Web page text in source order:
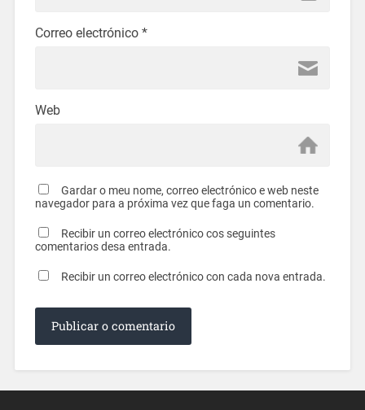
Correo electrónico *
Web
Gardar o meu nome, correo electrónico e web neste
navegador para a próxima vez que faga un comentario.
Recibir un correo electrónico cos seguintes
comentarios desa entrada.
Recibir un correo electrónico con cada nova entrada.